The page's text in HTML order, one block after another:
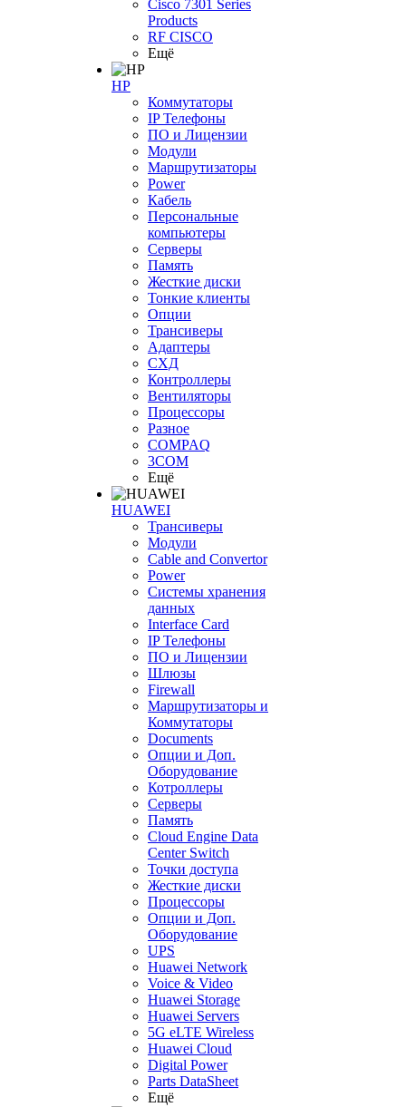
Cisco 7301 Series
Products
RF CISCO
Ещё
HP
Коммутаторы
IP Телефоны
ПО и Лицензии
Модули
Маршрутизаторы
Power
Кабель
Персональные
компьютеры
Серверы
Память
Жесткие диски
Тонкие клиенты
Опции
Трансиверы
Адаптеры
СХД
Контроллеры
Вентиляторы
Процессоры
Разное
COMPAQ
3COM
Ещё
HUAWEI
Трансиверы
Модули
Cable and Convertor
Power
Системы хранения
данных
Interface Card
IP Телефоны
ПО и Лицензии
Шлюзы
Firewall
Маршрутизаторы и
Коммутаторы
Documents
Опции и Доп.
Оборудование
Котроллеры
Серверы
Память
Cloud Engine Data
Center Switch
Точки доступа
Жесткие диски
Процессоры
Опции и Доп.
Оборудование
UPS
Huawei Network
Voice & Video
Huawei Storage
Huawei Servers
5G eLTE Wireless
Huawei Cloud
Digital Power
Parts DataSheet
Ещё